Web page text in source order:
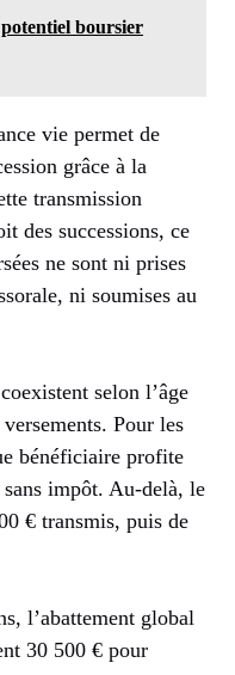
boursier
vie permet de
grâce à la
transmission
des successions, ce
ne sont ni prises
ni soumises au
selon l’âge
Pour les
bénéficiaire profite
sans impôt. Au-delà, le
€ transmis, puis de
l’abattement global
30 500 € pour